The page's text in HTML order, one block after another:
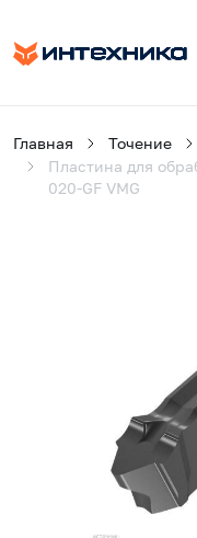
Главная Точение
Пластина для
020-GF VMG